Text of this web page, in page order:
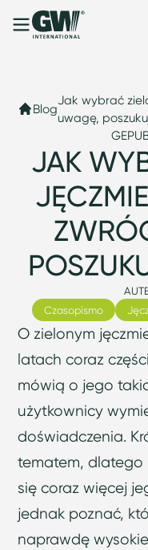
Blog
Jak wybrać
uwagę,
JAK
Czasopismo
O zielonym
latach coraz
mówią o jego
użytkownicy
doświadczenia.
tematem, dlatego
się coraz więcej
jednak poznać,
naprawdę